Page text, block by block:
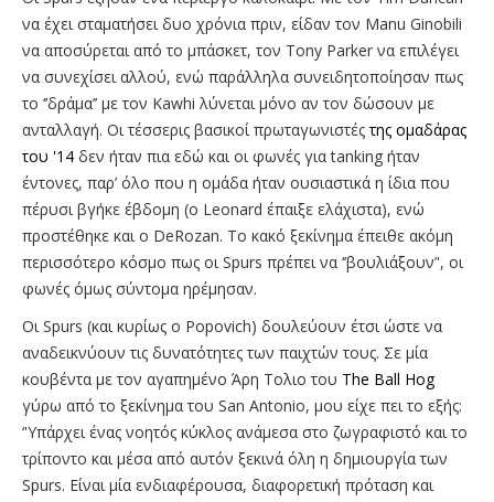
να έχει σταματήσει δυο χρόνια πριν, είδαν τον Manu Ginobili
να αποσύρεται από το μπάσκετ, τον Tony Parker να επιλέγει
να συνεχίσει αλλού, ενώ παράλληλα συνειδητοποίησαν πως
το ‘’δράμα’’ με τον Kawhi λύνεται μόνο αν τον δώσουν με
ανταλλαγή. Οι τέσσερις βασικοί πρωταγωνιστέςτης ομαδάρας
του '14 δεν ήταν πια εδώ και οι φωνές για tanking ήταν
έντονες, παρ’ όλο που η ομάδα ήταν ουσιαστικά η ίδια που
πέρυσι βγήκε έβδομη (ο Leonard έπαιξε ελάχιστα), ενώ
προστέθηκε και ο DeRozan. Το κακό ξεκίνημα έπειθε ακόμη
περισσότερο κόσμο πως οι Spurs πρέπει να ‘’βουλιάξουν’', οι
φωνές όμως σύντομα ηρέμησαν.
Οι Spurs (και κυρίως ο Popovich) δουλεύουν έτσι ώστε να
αναδεικνύουν τις δυνατότητες των παιχτών τους. Σε μία
κουβέντα με τον αγαπημένο Άρη Τολιο του The Ball Hog
γύρω από το ξεκίνημα του San Antonio, μου είχε πει το εξής:
‘'Υπάρχει ένας νοητός κύκλος ανάμεσα στο ζωγραφιστό και το
τρίποντο και μέσα από αυτόν ξεκινά όλη η δημιουργία των
Spurs. Είναι μία ενδιαφέρουσα, διαφορετική πρόταση και